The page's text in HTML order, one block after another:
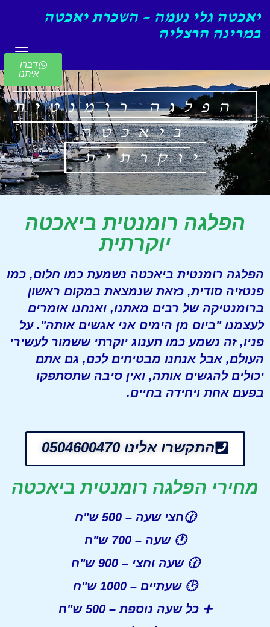
יאכטה גלי נעמה – השכרת יאכטה
במרינה הרצליה
הפלגה רומנטית
ביאכטה
יוקרתית
דברו
איתנו
הפלגה רומנטית ביאכטה
יוקרתית
הפלגה רומנטית ביאכטה נשמעת כמו חלום, כמו
פנטזיה סודית, כזאת שנמצאת במקום ראשון
ברומנטיקה של רבים מאתנו, ואנחנו אומרים
לעצמנו "ביום מן הימים אני אגשים אותה". על
פניו, זה נשמע כמו תענוג יוקרתי ששמור לעשירי
העולם, אבל אנחנו מבטיחים לכם, גם אתם
יכולים להגשים אותה, ואין סיבה שתסתפקו
בפעם אחת ויחידה בחיים.
התקשרו אלינו 0504600470
מחירי הפלגה רומנטית ביאכטה
🕜חצי שעה – 500 ש"ח
🕐שעה – 700 ש"ח
🕜שעה וחצי – 900 ש"ח
🕑שעתיים – 1000 ש"ח
➕ כל שעה נוספת– 500 ש"ח